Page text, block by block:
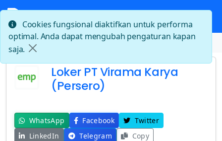
Beranda Loker PT Virama Karya (Persero)
Loker PT Virama Karya
(Persero)
WhatsApp Facebook
Twitter
LinkedIn
Telegram Copy
Cookies fungsional diaktifkan untuk performa
optimal. Anda dapat mengubah pengaturan kapan
saja.